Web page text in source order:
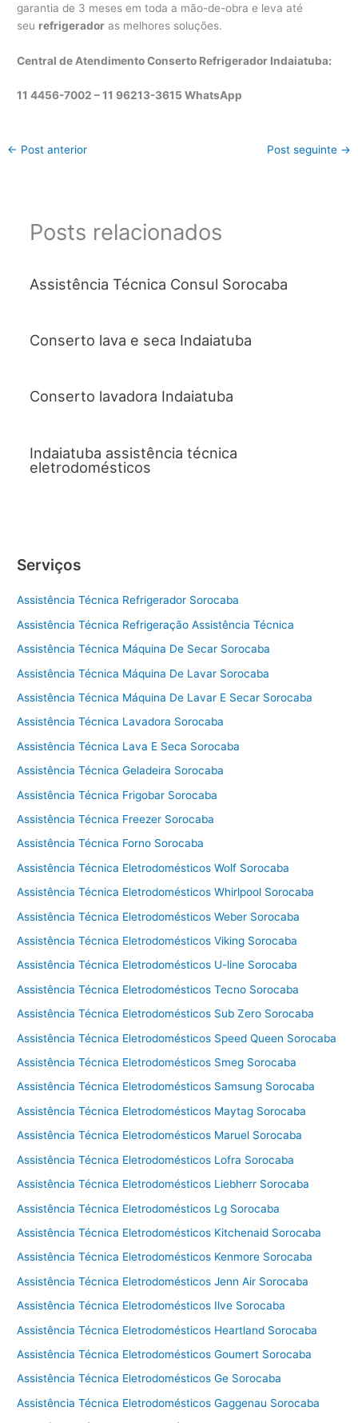
garantia de 3 meses em toda a mão-de-obra e leva até
seu refrigerador as melhores soluções.
Central de Atendimento Conserto Refrigerador Indaiatuba:
11 4456-7002 – 11 96213-3615 WhatsApp
← Post anterior Post seguinte →
Posts relacionados
Assistência Técnica Consul Sorocaba
Conserto lava e seca Indaiatuba
Conserto lavadora Indaiatuba
Indaiatuba assistência técnica
eletrodomésticos
Serviços
Assistência Técnica Refrigerador Sorocaba
Assistência Técnica Refrigeração Assistência Técnica
Assistência Técnica Máquina De Secar Sorocaba
Assistência Técnica Máquina De Lavar Sorocaba
Assistência Técnica Máquina De Lavar E Secar Sorocaba
Assistência Técnica Lavadora Sorocaba
Assistência Técnica Lava E Seca Sorocaba
Assistência Técnica Geladeira Sorocaba
Assistência Técnica Frigobar Sorocaba
Assistência Técnica Freezer Sorocaba
Assistência Técnica Forno Sorocaba
Assistência Técnica Eletrodomésticos Wolf Sorocaba
Assistência Técnica Eletrodomésticos Whirlpool Sorocaba
Assistência Técnica Eletrodomésticos Weber Sorocaba
Assistência Técnica Eletrodomésticos Viking Sorocaba
Assistência Técnica Eletrodomésticos U-line Sorocaba
Assistência Técnica Eletrodomésticos Tecno Sorocaba
Assistência Técnica Eletrodomésticos Sub Zero Sorocaba
Assistência Técnica Eletrodomésticos Speed Queen Sorocaba
Assistência Técnica Eletrodomésticos Smeg Sorocaba
Assistência Técnica Eletrodomésticos Samsung Sorocaba
Assistência Técnica Eletrodomésticos Maytag Sorocaba
Assistência Técnica Eletrodomésticos Maruel Sorocaba
Assistência Técnica Eletrodomésticos Lofra Sorocaba
Assistência Técnica Eletrodomésticos Liebherr Sorocaba
Assistência Técnica Eletrodomésticos Lg Sorocaba
Assistência Técnica Eletrodomésticos Kitchenaid Sorocaba
Assistência Técnica Eletrodomésticos Kenmore Sorocaba
Assistência Técnica Eletrodomésticos Jenn Air Sorocaba
Assistência Técnica Eletrodomésticos Ilve Sorocaba
Assistência Técnica Eletrodomésticos Heartland Sorocaba
Assistência Técnica Eletrodomésticos Goumert Sorocaba
Assistência Técnica Eletrodomésticos Ge Sorocaba
Assistência Técnica Eletrodomésticos Gaggenau Sorocaba